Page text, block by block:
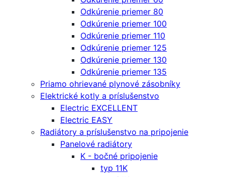
Odkúrenie priemer 80
Odkúrenie priemer 100
Odkúrenie priemer 110
Odkúrenie priemer 125
Odkúrenie priemer 130
Odkúrenie priemer 135
Priamo ohrievané plynové zásobníky
Elektrické kotly a príslušenstvo
Electric EXCELLENT
Electric EASY
Radiátory a príslušenstvo na pripojenie
Panelové radiátory
K - bočné pripojenie
typ 11K